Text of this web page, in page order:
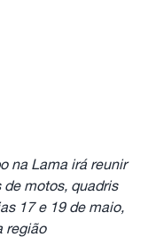
na Lama irá reunir
motos, quadris
17 e 19 de maio,
região